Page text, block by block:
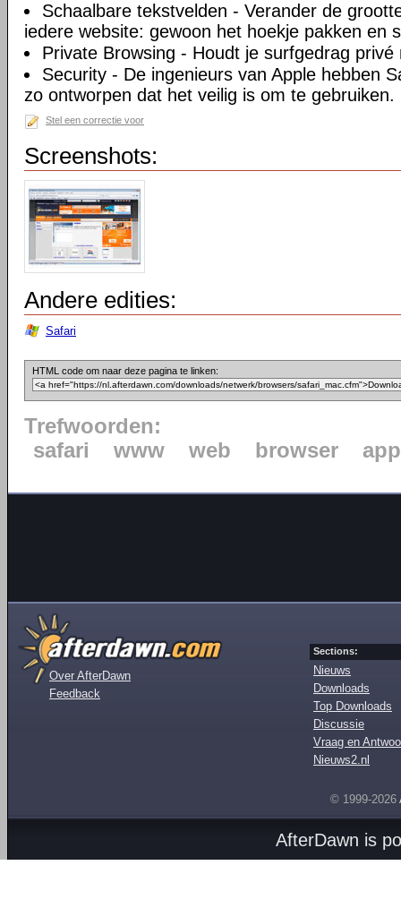
Schaalbare tekstvelden - Verander de
iedere website: gewoon het hoekje pakken en
Private Browsing - Houdt je surfgedrag
Security - De ingenieurs van Apple hebben
zo ontworpen dat het veilig is om te gebruiken.
Stel een correctie voor
Screenshots:
Andere edities:
Safari
HTML code om naar deze pagina te linken:
Trefwoorden:
safari
www web browser
Over AfterDawn
Feedback
Sections:
Nieuws
Downloads
Top Downloads
Discussie
Vraag en
Nieuws2.nl
© 1999-2026
AfterDawn is